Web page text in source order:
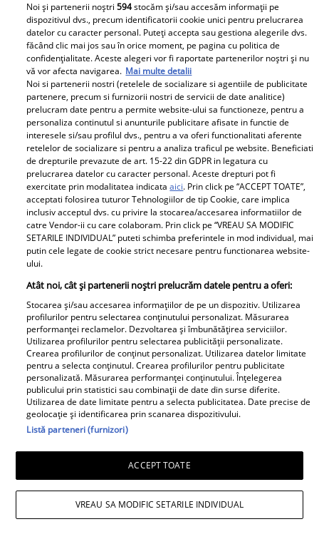
Irinel Columbeanu, răsfățat la azilul din
Ghermănești. Ce primește fostul
milionar de la directorul căminului:
„Văd cât de mult se bucură”
Proiecte speciale
Peste 100 de pensionari români
au dispărut în fiecare zi, în
primele 6 luni ale anului 2026.
Topul celor mai afectate județe
Noi și partenerii noștri594stocăm și/sau accesăm informații pe
dispozitivul dvs., precum identificatorii cookie unici pentru prelucrarea
datelor cu caracter personal. Puteți accepta sau gestiona alegerile dvs.
făcând clic mai jos sau în orice moment, pe pagina cu politica de
confidențialitate. Aceste alegeri vor fi raportate partenerilor noștri și nu
vă vor afecta navigarea. Mai multe detalii
Noi si partenerii nostri (retelele de socializare si agentiile de publicitate
partenere, precum si furnizorii nostri de servicii de date analitice)
prelucram date pentru a permite website-ului sa functioneze, pentru a
personaliza continutul si anunturile publicitare afisate in functie de
interesele si/sau profilul dvs., pentru a va oferi functionalitati aferente
retelelor de socializare si pentru a analiza traficul pe website. Beneficiati
de drepturile prevazute de art. 15-22 din GDPR in legatura cu
prelucrarea datelor cu caracter personal. Aceste drepturi pot fi
exercitate prin modalitatea indicataaici. Prin click pe “ACCEPT TOATE”,
acceptati folosirea tuturor Tehnologiilor de tip Cookie, care implica
inclusiv acceptul dvs. cu privire la stocarea/accesarea informatiilor de
catre Vendor-ii cu care colaboram. Prin click pe “VREAU SA MODIFIC
SETARILE INDIVIDUAL” puteti schimba preferintele in mod individual, mai
putin cele legate de cookie strict necesare pentru functionarea website-
ului.
Atât noi, cât și partenerii noștri prelucrăm datele pentru a oferi:
Stocarea și/sau accesarea informațiilor de pe un dispozitiv. Utilizarea
profilurilor pentru selectarea conținutului personalizat. Măsurarea
performanței reclamelor. Dezvoltarea și îmbunătățirea serviciilor.
Utilizarea profilurilor pentru selectarea publicității personalizate.
Crearea profilurilor de conținut personalizat. Utilizarea datelor limitate
pentru a selecta conținutul. Crearea profilurilor pentru publicitate
personalizată. Măsurarea performanței conținutului. Înțelegerea
publicului prin statistici sau combinații de date din surse diferite.
Utilizarea de date limitate pentru a selecta publicitatea. Date precise de
geolocație și identificarea prin scanarea dispozitivului.
Listă parteneri (furnizori)
ACCEPT TOATE
VREAU SA MODIFIC SETARILE INDIVIDUAL